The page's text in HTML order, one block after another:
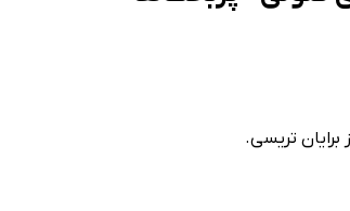
برایان تریسی.